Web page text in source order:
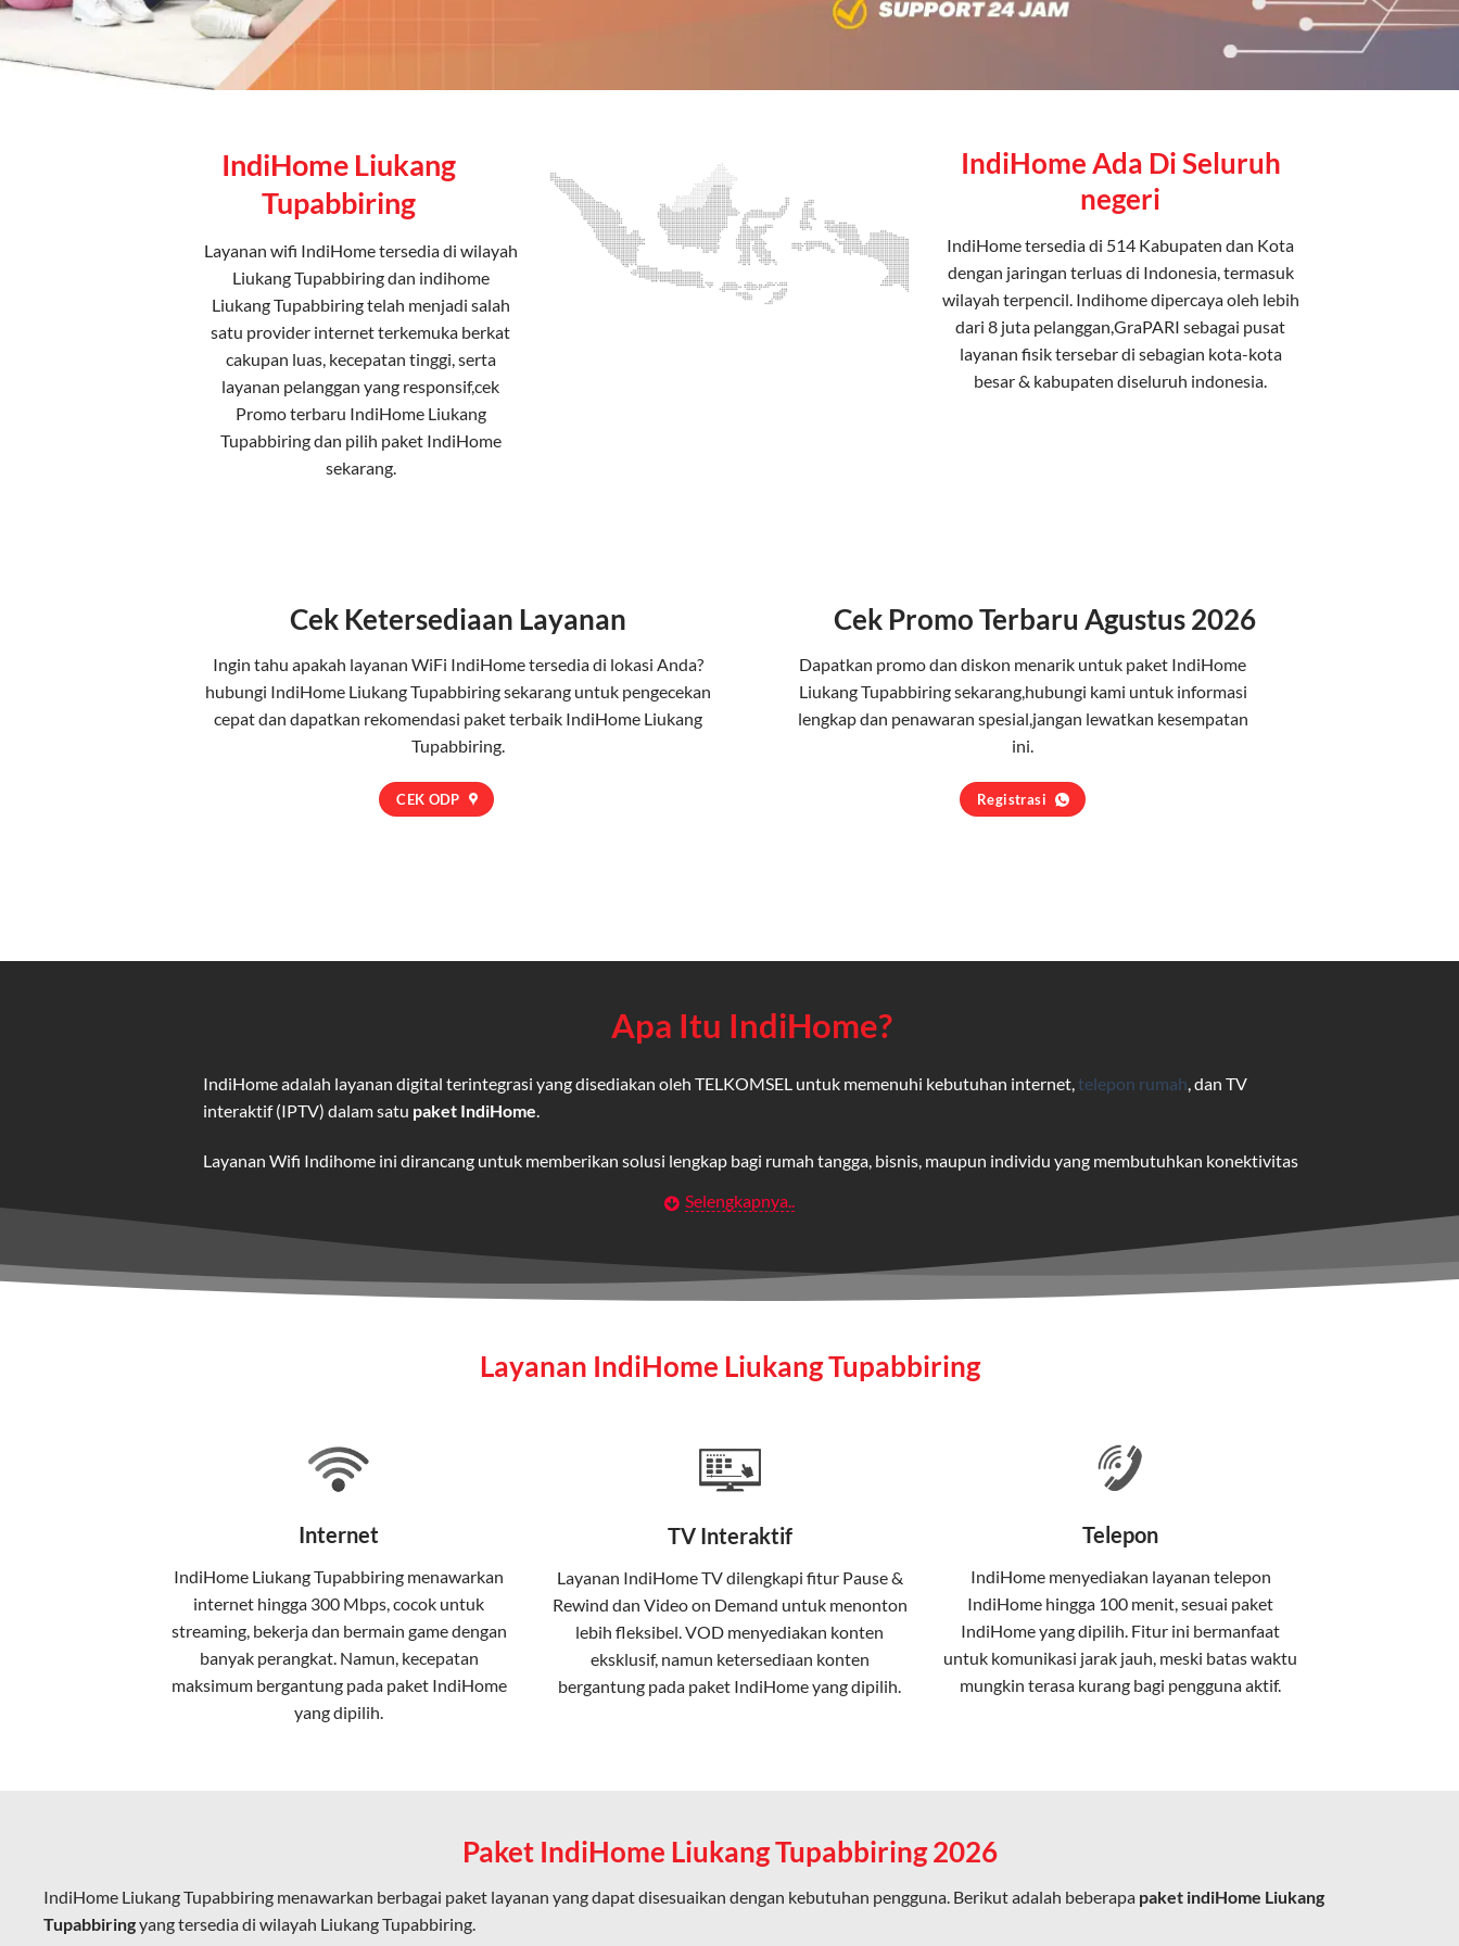
IndiHome Liukang
Tupabbiring
Layanan wifi IndiHometersedia di wilayah
Liukang Tupabbiring dan indihome
Liukang Tupabbiring telah menjadi salah
satu provider internet terkemuka berkat
cakupan luas, kecepatan tinggi, serta
layanan pelanggan yang responsif,cek
Promo terbaru IndiHome Liukang
Tupabbiring dan pilih paket IndiHome
sekarang.
IndiHome Ada Di Seluruh
negeri
IndiHome tersedia di 514 Kabupaten dan Kota
dengan jaringan terluas di Indonesia, termasuk
wilayah terpencil. Indihome dipercaya oleh lebih
dari 8 juta pelanggan,GraPARI sebagai pusat
layanan fisik tersebar di sebagian kota-kota
besar & kabupaten diseluruh indonesia.
Cek Ketersediaan Layanan
Ingin tahu apakah layanan WiFi IndiHome tersedia di lokasi Anda?
hubungi IndiHome Liukang Tupabbiring sekarang untuk pengecekan
cepat dan dapatkan rekomendasi paket terbaik IndiHome Liukang
Tupabbiring.
CEK ODP
Cek Promo Terbaru Agustus 2026
Dapatkan promo dan diskon menarik untuk paket IndiHome
Liukang Tupabbiring sekarang,hubungi kami untuk informasi
lengkap dan penawaran spesial,jangan lewatkan kesempatan
ini.
Registrasi
Apa Itu IndiHome?
IndiHome adalah layanan digital terintegrasi yang disediakan oleh TELKOMSEL untuk memenuhi kebutuhan internet, telepon rumah , dan TV
interaktif (IPTV) dalam satu paket IndiHome
Layanan Wifi Indihome ini dirancang untuk memberikan solusi lengkap bagi rumah tangga, bisnis, maupun individu yang membutuhkan konektivitas
Wifi IndiHome adalah layananinternetberbasis fiber optic yang disediakan oleh Telkom Indonesia untuk pengguna rumah dan bisnis.
Teknologi di Balik WiFi IndiHome
pelanggan. Teknologi ini memiliki beberapa keunggulan:
Kecepatan Tinggi
Serat optik mampu mentransmisikan data dalam kecepatan tinggi hingga 1 Gbps, lebih cepat dibandingkan kabel tembaga atau DSL.
Koneksi Stabil
Minim gangguan dari cuaca atau interferensi elektromagnetik, sehingga koneksi tetap lancar.
Mampu menangani banyak perangkat sekaligus tanpa penurunan kualitas koneksi.
Dengan teknologi ini, IndiHome memberikan pengalaman internet yang lebih baik bagi pengguna untuk bekerja, belajar, dan hiburan di rumah.
Selengkapnya..
Layanan IndiHome Liukang Tupabbiring
Internet
IndiHome Liukang Tupabbiring menawarkan
internet hingga 300 Mbps, cocok untuk
streaming, bekerja dan bermain game dengan
banyak perangkat. Namun, kecepatan
maksimum bergantung pada paket IndiHome
yang dipilih.
TV Interaktif
Layanan IndiHome TVdilengkapi fitur Pause &
Rewind dan Video on Demand untuk menonton
lebih fleksibel. VOD menyediakan konten
eksklusif, namun ketersediaan konten
bergantung pada paket IndiHome yang dipilih.
Telepon
IndiHome menyediakan layanan telepon
IndiHome hingga 100 menit, sesuai paket
IndiHome yang dipilih. Fitur ini bermanfaat
untuk komunikasi jarak jauh, meski batas waktu
mungkin terasa kurang bagi pengguna aktif.
Paket IndiHome Liukang Tupabbiring 2026
IndiHome Liukang Tupabbiring menawarkan berbagai paket layanan yang dapat disesuaikan dengan kebutuhan pengguna. Berikut adalah beberapa paket indiHome Liukang
Tupabbiringyang tersedia di wilayah Liukang Tupabbiring.